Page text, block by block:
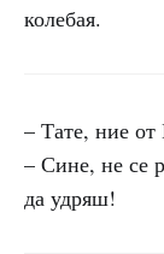
колебая.
– Тате, ние
– Сине, не се
да удряш!